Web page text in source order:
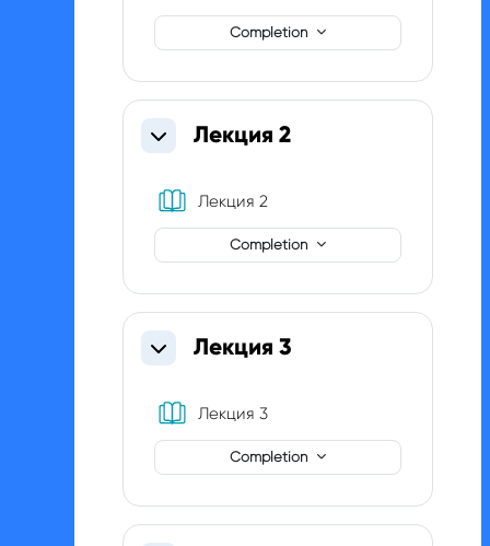
Completion
CollapseЛекция 2
Лекция 2
Completion
CollapseЛекция 3
Лекция 3Book
Completion